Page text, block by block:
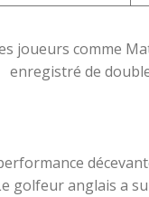
joueurs comme
enregistré de
golfeur anglais a